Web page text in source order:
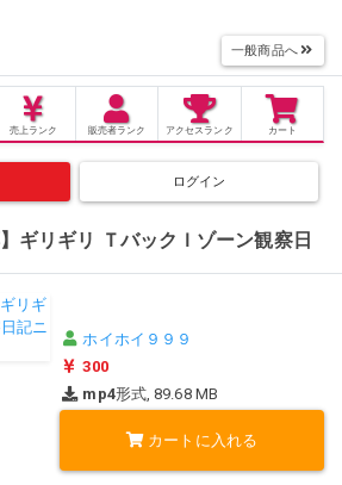
一般商品へ
売上 ランク 販売者ランク アクセス ランク カート
ログイン
ギリギリ ＴバックＩゾーン観察日
ホイホイ９９９
300
mp4形式, 89.68 MB
カートに入れる